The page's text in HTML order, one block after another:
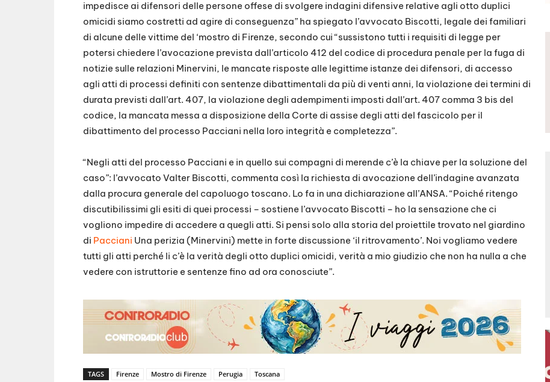
impedisce ai difensori delle persone offese di svolgere indagini difensive relative agli otto duplici
omicidi siamo costretti ad agire di conseguenza” ha spiegato l’avvocato Biscotti, legale dei familiari
di alcune delle vittime del ‘mostro di Firenze, secondo cui “sussistono tutti i requisiti di legge per
potersi chiedere l’avocazione prevista dall’articolo 412 del codice di procedura penale per la fuga di
notizie sulle relazioni Minervini, le mancate risposte alle legittime istanze dei difensori, di accesso
agli atti di processi definiti con sentenze dibattimentali da più di venti anni, la violazione dei termini di
durata previsti dall’art. 407, la violazione degli adempimenti imposti dall’art. 407 comma 3 bis del
codice, la mancata messa a disposizione della Corte di assise degli atti del fascicolo per il
dibattimento del processo Pacciani nella loro integrità e completezza”.
“Negli atti del processo Pacciani e in quello sui compagni di merende c’è la chiave per la soluzione del
caso”: l’avvocato Valter Biscotti, commenta così la richiesta di avocazione dell’indagine avanzata
dalla procura generale del capoluogo toscano. Lo fa in una dichiarazione all’ANSA. “Poiché ritengo
discutibilissimi gli esiti di quei processi – sostiene l’avvocato Biscotti – ho la sensazione che ci
vogliono impedire di accedere a quegli atti. Si pensi solo alla storia del proiettile trovato nel giardino
di Pacciani Una perizia (Minervini) mette in forte discussione ‘il ritrovamento’. Noi vogliamo vedere
tutti gli atti perché li c’è la verità degli otto duplici omicidi, verità a mio giudizio che non ha nulla a che
vedere con istruttorie e sentenze fino ad ora conosciute”.
TAGS Firenze Mostro di Firenze Perugia Toscana